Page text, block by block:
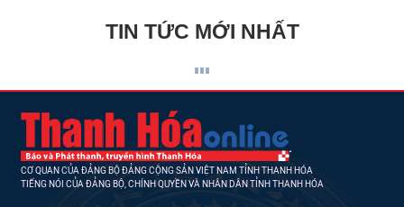
TIN TỨC MỚI NHẤT
CƠ QUAN CỦA ĐẢNG BỘ ĐẢNG CỘNG SẢN VIỆT NAM TỈNH THANH HÓA
TIẾNG NÓI CỦA ĐẢNG BỘ, CHÍNH QUYỀN VÀ NHÂN DÂN TỈNH THANH HÓA